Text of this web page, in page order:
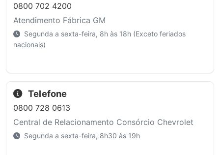
0800 702 4200
Atendimento Fábrica GM
Segunda a sexta-feira, 8h às 18h (Exceto feriados
nacionais)
Telefone
0800 728 0613
Central de Relacionamento Consórcio Chevrolet
Segunda a sexta-feira, 8h30 às 19h